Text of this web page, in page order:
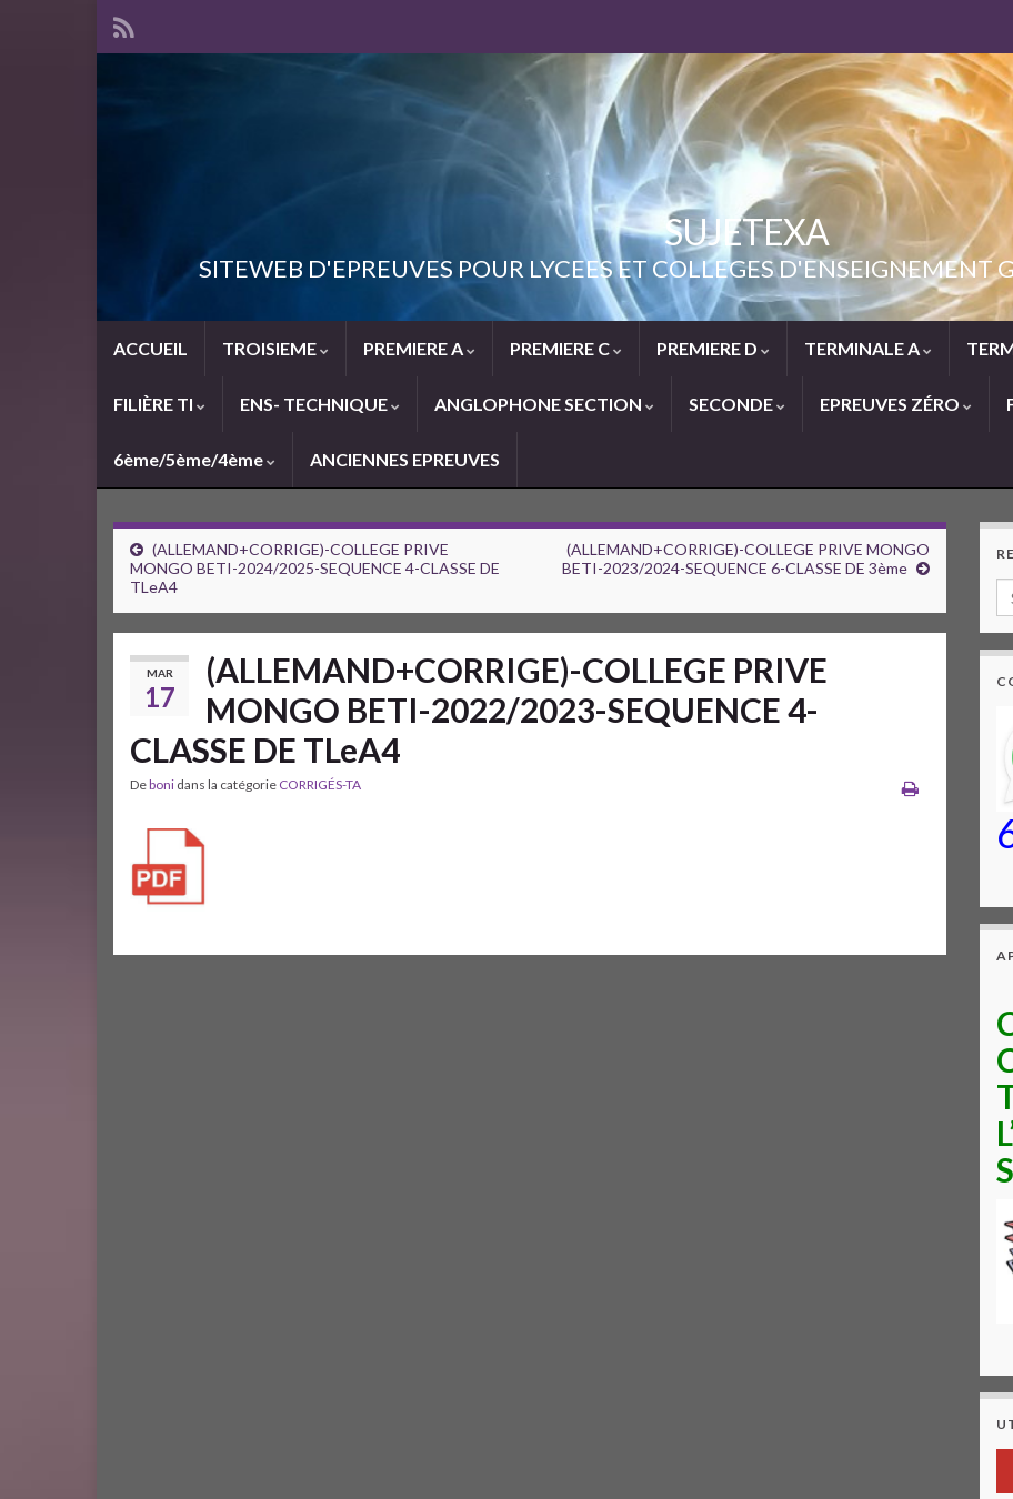
SUJETEXA
SITEWEB D'EPREUVES POUR LYCEES ET COLLEGES D'ENSEIGNEMENT
ACCUEIL TROISIEME PREMIERE A PREMIERE C PREMIERE D TERMINALE A
FILIÈRE TI ENS- TECHNIQUE ANGLOPHONE SECTION SECONDE EPREUVES ZÉRO
6ème/5ème/4ème ANCIENNES EPREUVES
(ALLEMAND+CORRIGE)-COLLEGE PRIVE
MONGO BETI-2024/2025-SEQUENCE 4-CLASSE DE
TLeA4
(ALLEMAND+CORRIGE)-COLLEGE PRIVE MONGO
BETI-2023/2024-SEQUENCE 6-CLASSE DE 3ème
MAR
17
(ALLEMAND+CORRIGE)-COLLEGE PRIVE
MONGO BETI-2022/2023-SEQUENCE 4-
CLASSE DE TLeA4
Deboni dans la catégorie CORRIGÉS-TA